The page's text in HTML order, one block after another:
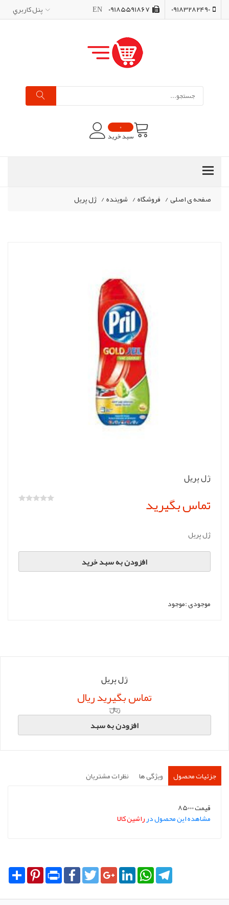
09183282490
09185591867
EN پنل کاربري
0
سبد خرید
صفحه ی اصلی/ فروشگاه/ شوینده/ ژل پریل
ژل پریل
تماس بگیرید
ژل پریل
افزودن به سبد خرید
موجودی :موجود
ژل پریل
تماس بگیرید ریال
ریال
افزودن به سبد
جزئیات محصول ویژگی ها نظرات مشتریان
قیمت 85000
مشاهده این محصول درراشین کالا
Share PinterestPrint FacebookTwitterGoogle+LinkedInWhatsApp